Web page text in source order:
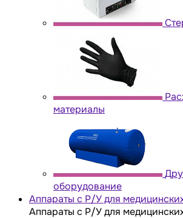
материалы
оборудование
Аппараты с Р/У для
Аппараты с Р/У для